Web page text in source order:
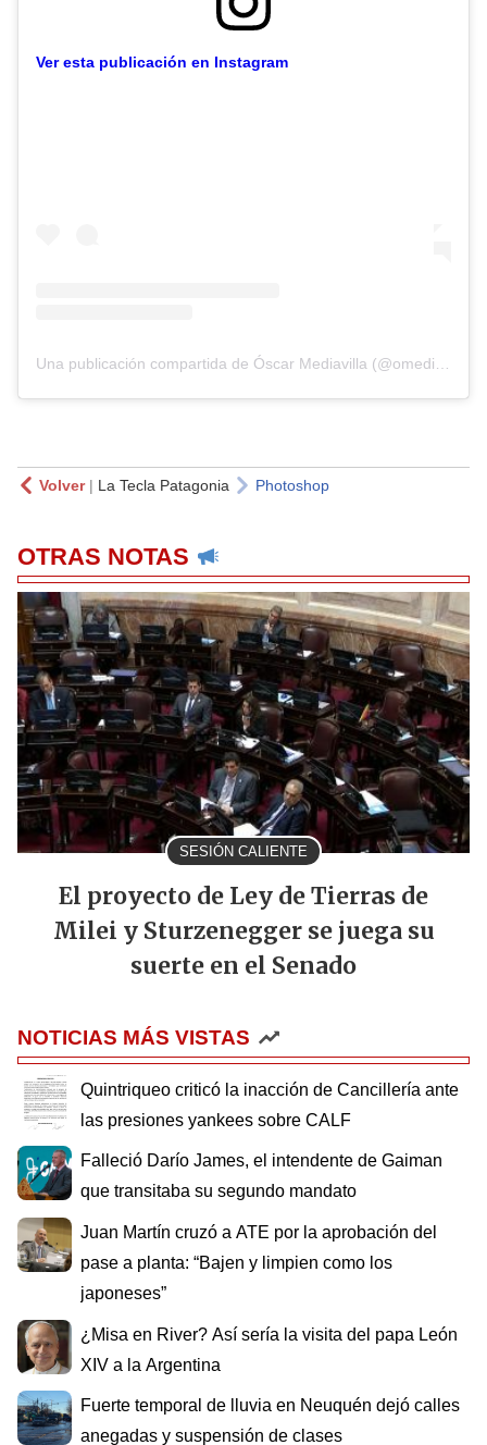
Ver esta publicación en Instagram
Volver| La Tecla Patagonia Photoshop
OTRAS NOTAS
SESIÓN CALIENTE
El proyecto de Ley de Tierras de
Milei y Sturzenegger se juega su
suerte en el Senado
NOTICIAS MÁS VISTAS
Quintriqueo criticó la inacción de Cancillería ante
las presiones yankees sobre CALF
Falleció Darío James, el intendente de Gaiman
que transitaba su segundo mandato
Juan Martín cruzó a ATE por la aprobación del
pase a planta: “Bajen y limpien como los
japoneses”
¿Misa en River? Así sería la visita del papa León
XIV a la Argentina
Fuerte temporal de lluvia en Neuquén dejó calles
anegadas y suspensión de clases